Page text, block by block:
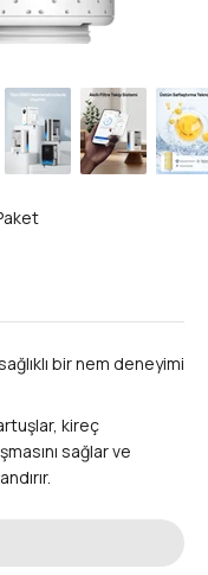
bir nem deneyimi
kireç
sağlar ve